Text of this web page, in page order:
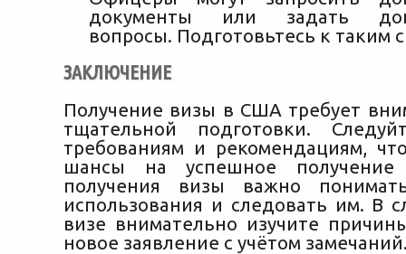
документы или задать
вопросы. Подготовьтесь к таким
ЗАКЛЮЧЕНИЕ
Получение визы в США требует
тщательной подготовки.
требованиям и рекомендациям,
шансы на успешное
получения визы важно
использования и следовать им. В
визе внимательно изучите
новое заявление с учётом